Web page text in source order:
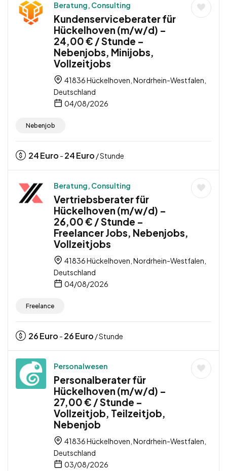
Beratung, Consulting
Kundenserviceberater für
Hückelhoven (m/w/d) –
24,00 € / Stunde –
Nebenjobs, Minijobs,
Vollzeitjobs
41836 Hückelhoven, Nordrhein-Westfalen,
Deutschland
04/08/2026
Nebenjob
24Euro - 24Euro / Stunde
Beratung, Consulting
Vertriebsberater für
Hückelhoven (m/w/d) –
26,00 € / Stunde –
Freelancer Jobs, Nebenjobs,
Vollzeitjobs
41836 Hückelhoven, Nordrhein-Westfalen,
Deutschland
04/08/2026
Freelance
26Euro - 26Euro / Stunde
Personalwesen
Personalberater für
Hückelhoven (m/w/d) –
27,00 € / Stunde –
Vollzeitjob, Teilzeitjob,
Nebenjob
41836 Hückelhoven, Nordrhein-Westfalen,
Deutschland
03/08/2026